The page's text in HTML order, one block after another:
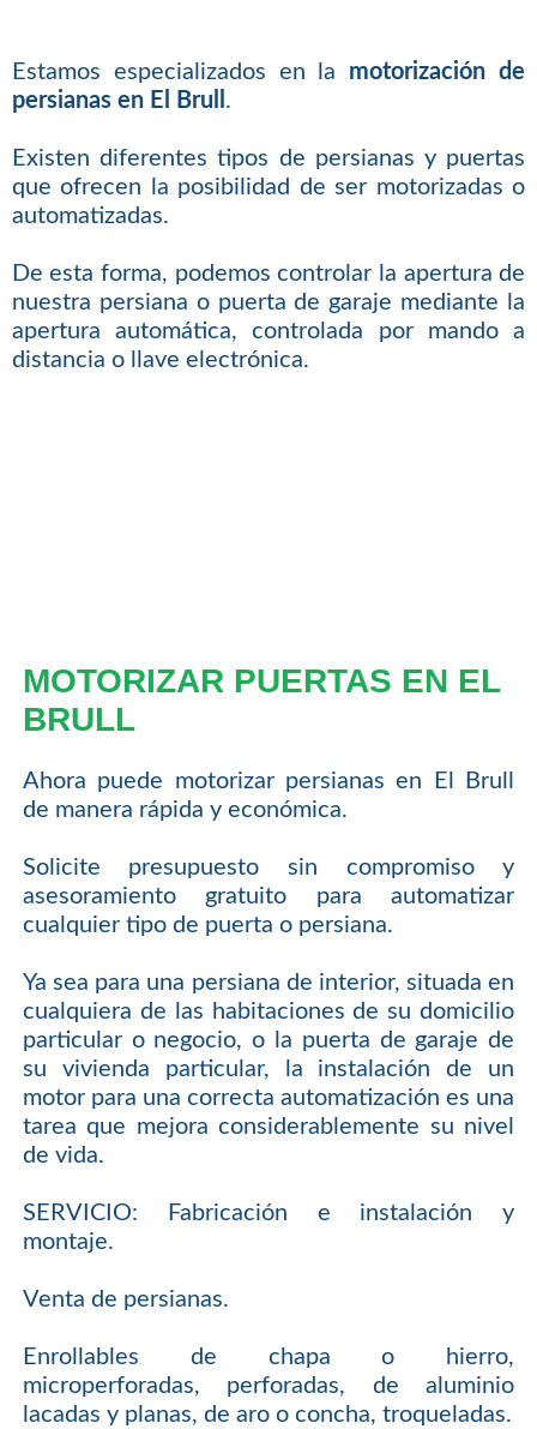
Estamos especializados en la motorización de
persianas en El Brull .
Existen diferentes tipos de persianas y puertas
que ofrecen la posibilidad de ser motorizadas o
automatizadas.
De esta forma, podemos controlar la apertura de
nuestra persiana o puerta de garaje mediante la
apertura automática, controlada por mando a
distancia o llave electrónica.
MOTORIZAR PUERTAS EN EL
BRULL
Ahora puede motorizar persianas en El Brull
de manera rápida y económica.
Solicite presupuesto sin compromiso y
asesoramiento gratuito para automatizar
cualquier tipo de puerta o persiana.
Ya sea para una persiana de interior, situada en
cualquiera de las habitaciones de su domicilio
particular o negocio, o la puerta de garaje de
su vivienda particular, la instalación de un
motor para una correcta automatización es una
tarea que mejora considerablemente su nivel
de vida.
SERVICIO: Fabricación e instalación y
montaje.
Venta de persianas.
Enrollables de chapa o hierro,
microperforadas, perforadas, de aluminio
lacadas y planas, de aro o concha, troqueladas.